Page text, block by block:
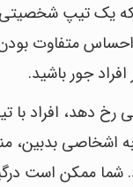
یک تیپ شخصیتی
متفاوت بودن
جور باشید.
رخ دهد، افراد
اشخاصی بدبین،
شما ممکن است